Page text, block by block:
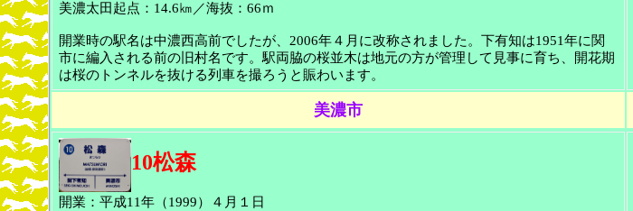
美濃太田起点：14.6㎞／海抜：66ｍ
開業時の駅名は中濃西高前でしたが、2006年４月に改称されました。下有知は1951年に関
市に編入される前の旧村名です。駅両脇の桜並木は地元の方が管理して見事に育ち、開花期
は桜のトンネルを抜ける列車を撮ろうと賑わいます。
美濃市
10松森
開業：平成11年（1999）４月１日